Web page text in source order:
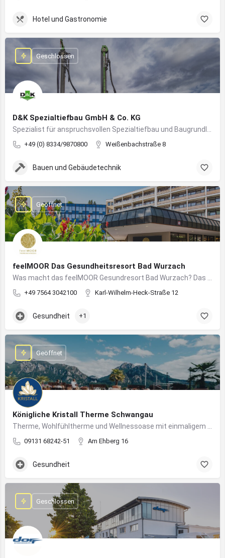
Hotel und Gastronomie
D&K Spezialtiefbau GmbH & Co. KG
+49 (0) 8334/9870800 Weißenbachstraße 8
Geschlossen
Bauen und Gebäudetechnik
feelMOOR Das Gesundheitsresort Bad Wurzach
+49 7564 3042100 Karl-Wilhelm-Heck-Straße 12
Geöffnet
Gesundheit +1
Königliche Kristall Therme Schwangau
09131 68242-51 Am Ehberg 16
Geöffnet
Gesundheit
Geschlossen